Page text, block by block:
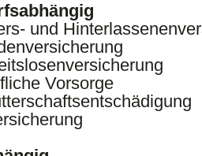
und
Vorsorge